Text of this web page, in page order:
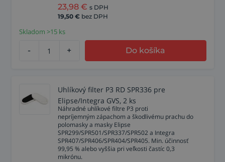
23,98 € s DPH
19,50 € bez DPH
Skladom >15 ks
- + Do košíka
Uhlíkový filter P3 RD SPR336 pre
Elipse/Integra GVS, 2 ks
Náhradné uhlíkové filtre P3 proti
nepríjemným zápachom a škodlivému prachu do
polomasky a masky Elipse
SPR299/SPR501/SPR337/SPR502 a Integra
SPR407/SPR406/SPR404/SPR405. Min. účinnosť
99,95 % alebo vyššia pri veľkosti častíc 0,3
mikrónu.